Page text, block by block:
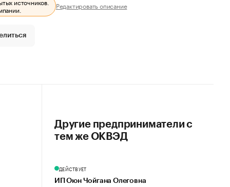
Редактировать описание
Другие предприниматели с
тем же ОКВЭД
ДЕЙСТВУЕТ
ИП Оюн Чойгана Олеговна